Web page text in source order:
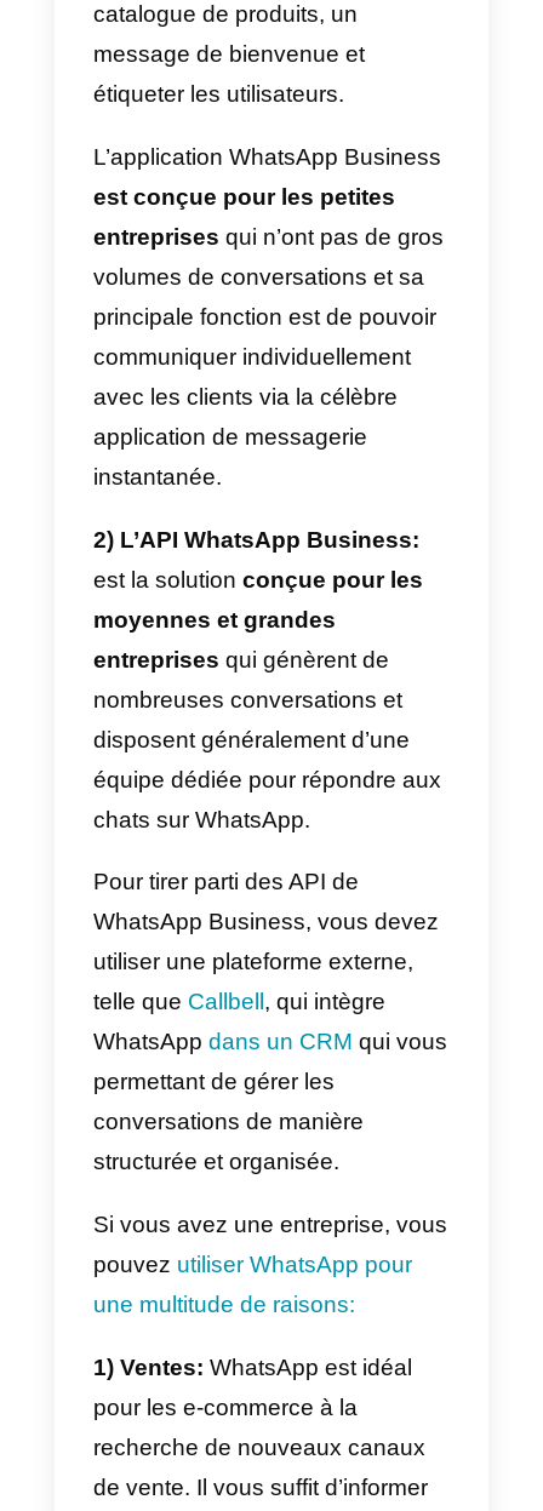
communiquer avec leurs clients
de manière plus professionnelle.
Plus précisément, les entreprises
peuvent créer un numéro
WhatsApp professionnel de deux
manières:
1) L’application WhatsApp
gratuite qui vous permet de créer
lequel vous pouvez saisir des
informations sur l’entreprise, un
catalogue de produits, un
message de bienvenue et
étiqueter les utilisateurs.
L’application WhatsApp Business
est conçue pour les petites
entreprisesqui n’ont pas de
volumes de conversations et sa
principale fonction est de pouvoir
communiquer individuellement
avec les clients via la célèbre
application de messagerie
instantanée.
2) L’API WhatsApp Business:
est la solutionconçue pour les
moyennes et grandes
entreprisesqui génèrent de
nombreuses conversations et